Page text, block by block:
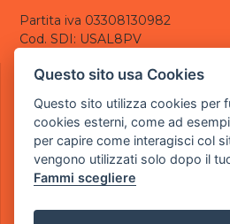
Partita iva 03308130982
Cod. SDI: USAL8PV
CONTATTI
tel.: +39 030 376 2377
tel.: +39 030 336 6259
pec:powergamesrl@legalmail.it
LINK UTILI
Questo sito usa Cookies
Questo sito utilizza cookies per
cookies esterni, come ad
per capire come interagisci col
vengono utilizzati solo dopo il
Fammi scegliere